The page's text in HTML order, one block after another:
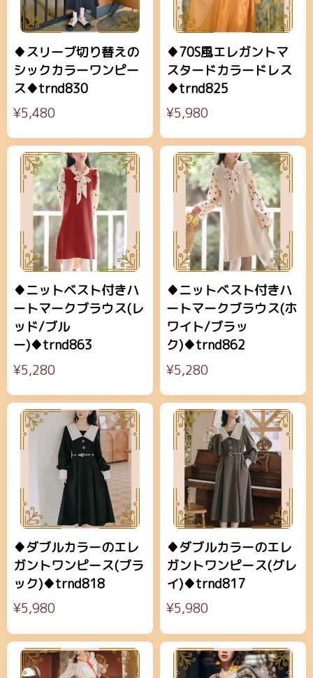
♦スリーブ切り替えの
シックカラーワンピー
ス♦trnd830
¥5,480
♦70S風エレガントマ
スタードカラードレス
♦trnd825
¥5,980
♦ニットベスト付きハ
ートマークブラウス(レ
ッド/ブル
ー)♦trnd863
¥5,280
♦ニットベスト付きハ
ートマークブラウス(ホ
ワイト/ブラッ
ク)♦trnd862
¥5,280
♦ダブルカラーのエレ
ガントワンピース(ブラ
ック)♦trnd818
¥5,980
♦ダブルカラーのエレ
ガントワンピース(グレ
イ)♦trnd817
¥5,980